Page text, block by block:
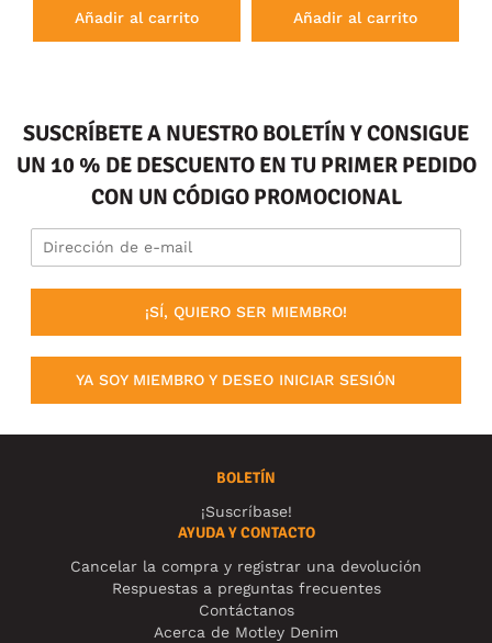
Añadir al carrito Añadir al carrito
SUSCRÍBETE A NUESTRO BOLETÍN Y CONSIGUE
UN 10 % DE DESCUENTO EN TU PRIMER PEDIDO
CON UN CÓDIGO PROMOCIONAL
¡SÍ, QUIERO SER MIEMBRO!
YA SOY MIEMBRO Y DESEO INICIAR SESIÓN
BOLETÍN
¡Suscríbase!
AYUDA Y CONTACTO
Cancelar la compra y registrar una devolución
Respuestas a preguntas frecuentes
Contáctanos
Acerca de Motley Denim